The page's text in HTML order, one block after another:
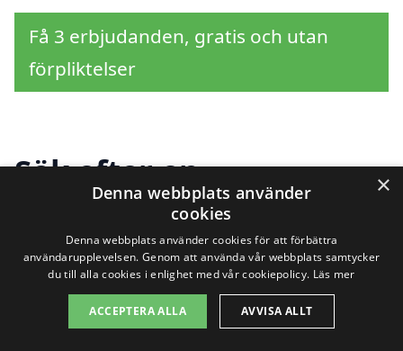
Få 3 erbjudanden, gratis och utan
förpliktelser
Sök efter en
professionell för
sanering i andra städer
nära Ekshärad
×
Denna webbplats använder
cookies
Denna webbplats använder cookies för att förbättra
användarupplevelsen. Genom att använda vår webbplats samtycker
du till alla cookies i enlighet med vår cookiepolicy. Läs mer
ACCEPTERA ALLA AVVISA ALLT